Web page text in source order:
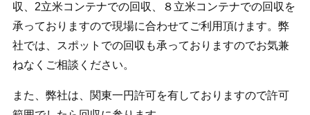
収、2立米コンテナでの回収、８立米コンテナでの回収を
承っておりますので現場に合わせてご利用頂けます。弊
社では、スポットでの回収も承っておりますのでお気兼
ねなくご相談ください。
また、弊社は、関東一円許可を有しておりますので許可